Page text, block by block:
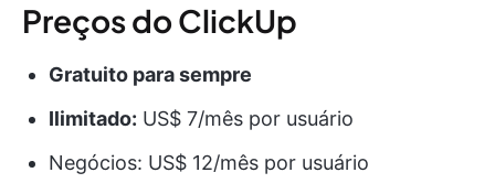
Preços do ClickUp
Gratuito para sempre
Ilimitado: US$ 7/mês por usuário
Negócios: US$ 12/mês por usuário